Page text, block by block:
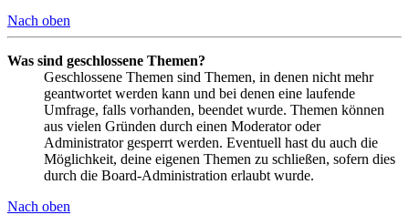
Nach oben
Was sind geschlossene Themen?
Geschlossene Themen sind Themen, in denen nicht mehr
geantwortet werden kann und bei denen eine laufende
Umfrage, falls vorhanden, beendet wurde. Themen können
aus vielen Gründen durch einen Moderator oder
Administrator gesperrt werden. Eventuell hast du auch die
Möglichkeit, deine eigenen Themen zu schließen, sofern dies
durch die Board-Administration erlaubt wurde.
Nach oben